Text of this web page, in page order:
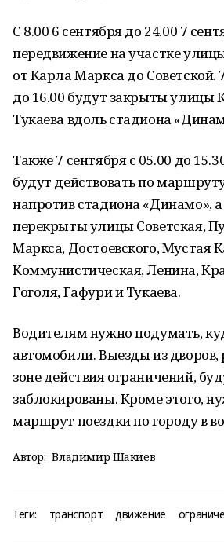
С 8.00 6 сентября до 24.00 7
передвижение на участке
от Карла Маркса до Советской.
до 16.00 будут закрыты улицы
Тукаева вдоль стадиона
Также 7 сентября с 05.00 до
будут действовать по
напротив стадиона «Динамо»,
перекрыты улицы Советская,
Маркса, Достоевского, Мустая
Коммунистическая, Ленина,
Гоголя, Гафури и Тукаева.
Водителям нужно подумать,
автомобили. Выезды из
зоне действия ограничений,
заблокированы. Кроме этого,
маршрут поездки по городу в
Автор: Владимир Шакиев
Теги: транспорт движение